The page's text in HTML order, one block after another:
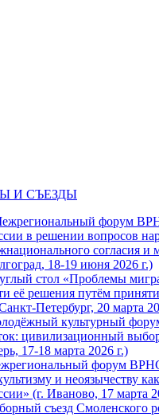
И СЪЕЗДЫ
форум
в решении вопросов
согласия и
18-19 июня 2026 г.)
стол «Проблемы
её решения путём
Петербург, 20 марта
культурный
цивилизационный
17-18 марта 2026 г.)
форум
и неоязычеству
(г. Иваново, 17 марта
съезд Смоленского